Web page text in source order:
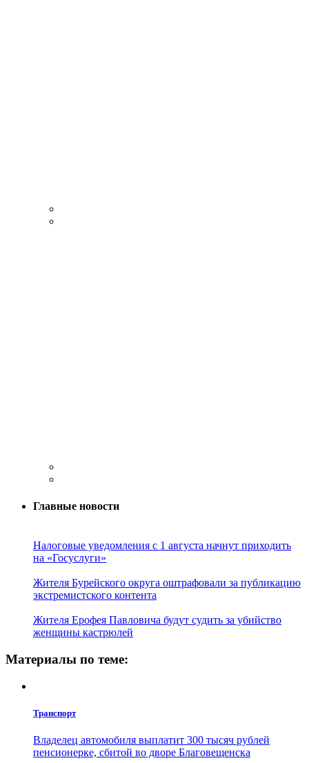
Главные новости
Налоговые уведомления с 1 августа начнут приходить
на «Госуслуги»
Жителя Бурейского округа оштрафовали за публикацию
экстремистского контента
Жителя Ерофея Павловича будут судить за убийство
женщины кастрюлей
Материалы по теме:
Транспорт
Владелец автомобиля выплатит 300 тысяч рублей
пенсионерке, сбитой во дворе Благовещенска